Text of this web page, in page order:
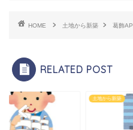
HOME 土地から新築 葛飾AP
RELATED POST
土地から新築